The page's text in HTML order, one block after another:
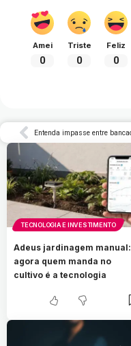
Amei
0
Triste
0
Feliz
0
TECNOLOGIA E INVESTIMENTO
Adeus jardinagem manual:
agora quem manda no
cultivo é a tecnologia